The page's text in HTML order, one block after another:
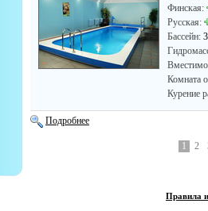
Финская:
Русская:
Бассейн:
Комната
Курение
Подробнее
1 2
Правила